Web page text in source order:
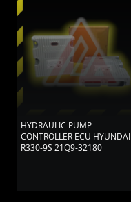
HYDRAULIC PUMP
CONTROLLER ECU HYUNDAI
R330-9S 21Q9-32180